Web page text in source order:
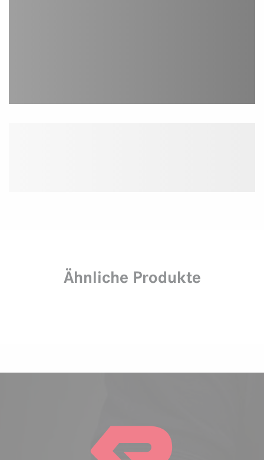
Ähnliche Produkte